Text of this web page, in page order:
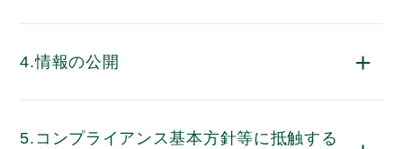
4.情報の公開
5.コンプライアンス基本方針等に抵触する